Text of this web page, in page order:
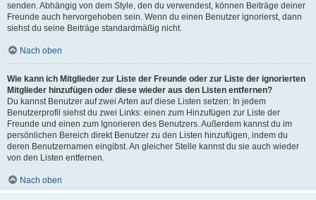
senden. Abhängig von dem Style, den du verwendest, können Beiträge deiner
Freunde auch hervorgehoben sein. Wenn du einen Benutzer ignorierst, dann
siehst du seine Beiträge standardmäßig nicht.
Nach oben
Wie kann ich Mitglieder zur Liste der Freunde oder zur Liste der ignorierten
Mitglieder hinzufügen oder diese wieder aus den Listen entfernen?
Du kannst Benutzer auf zwei Arten auf diese Listen setzen: In jedem
Benutzerprofil siehst du zwei Links: einen zum Hinzufügen zur Liste der
Freunde und einen zum Ignorieren des Benutzers. Außerdem kannst du im
persönlichen Bereich direkt Benutzer zu den Listen hinzufügen, indem du
deren Benutzernamen eingibst. An gleicher Stelle kannst du sie auch wieder
von den Listen entfernen.
Nach oben